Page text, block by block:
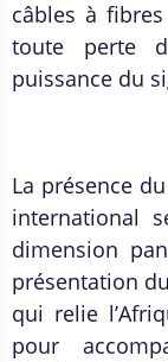
câbles à
toute perte
puissance du
La présence
international
dimension
présentation
qui relie
pour